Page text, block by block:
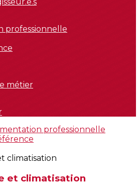
professionnelle
métier
professionnelle
et climatisation